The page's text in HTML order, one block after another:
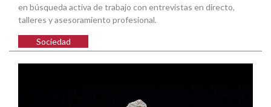
en búsqueda activa de trabajo con entrevistas en directo,
talleres y asesoramiento profesional.
Sociedad